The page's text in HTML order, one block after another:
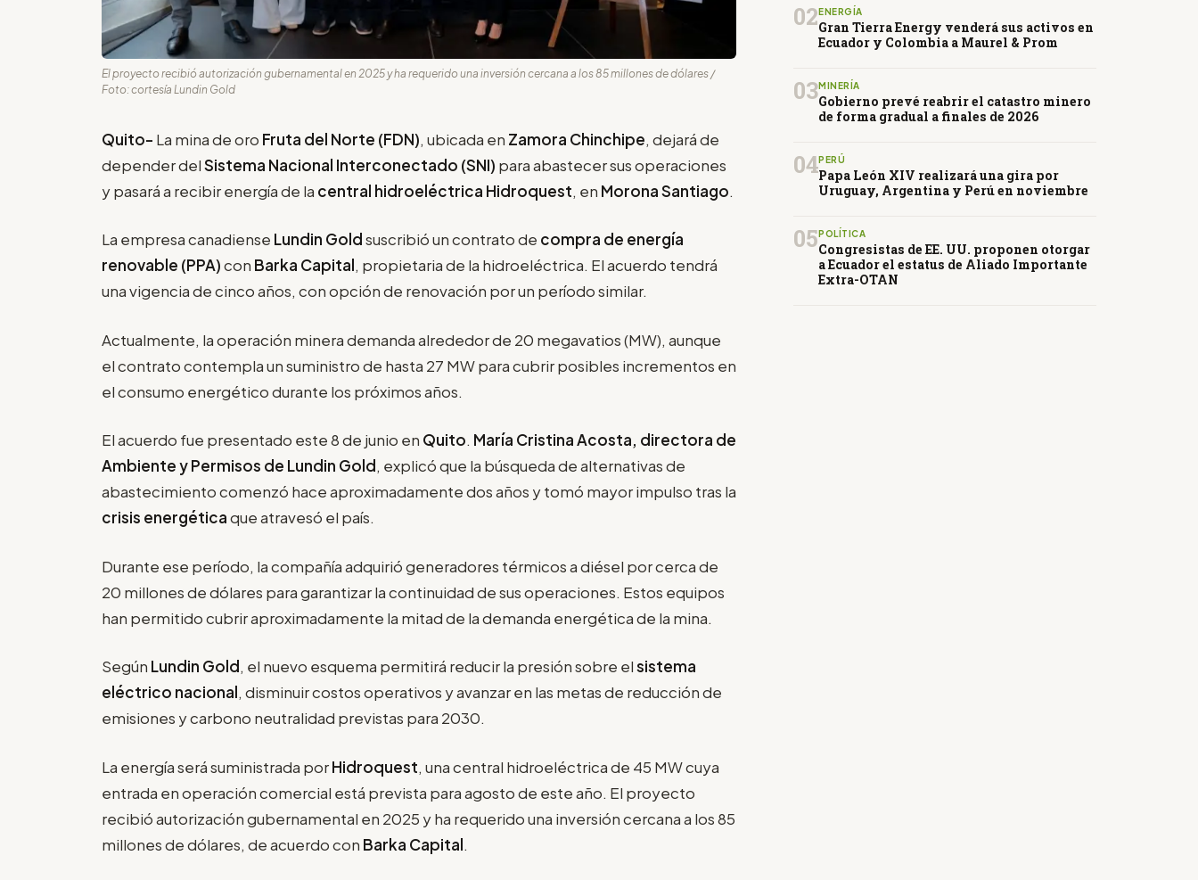
El proyecto recibió autorización gubernamental en 2025 y ha requerido una inversión cercana a los 85 millones de dólares /
Foto: cortesía Lundin Gold
Quito- La mina de oro Fruta del Norte (FDN), ubicada en Zamora Chinchipe, dejará de
depender delSistema Nacional Interconectado (SNI) para abastecer sus operaciones
y pasará a recibir energía de la central hidroeléctrica Hidroquest, en Morona Santiago.
La empresa canadiense Lundin Goldsuscribió un contrato de compra de energía
renovable (PPA)con Barka Capital, propietaria de la hidroeléctrica. El acuerdo tendrá
una vigencia de cinco años, con opción de renovación por un período similar.
Actualmente, la operación minera demanda alrededor de 20 megavatios (MW), aunque
el contrato contempla un suministro de hasta 27 MW para cubrir posibles incrementos en
el consumo energético durante los próximos años.
El acuerdo fue presentado este 8 de junio en Quito. María Cristina Acosta, directora de
Ambiente y Permisos de Lundin Gold, explicó que la búsqueda de alternativas de
abastecimiento comenzó hace aproximadamente dos años y tomó mayor impulso tras la
crisis energéticaque atravesó el país.
Durante ese período, la compañía adquirió generadores térmicos a diésel por cerca de
20 millones de dólares para garantizar la continuidad de sus operaciones. Estos equipos
han permitido cubrir aproximadamente la mitad de la demanda energética de la mina.
Según Lundin Gold, el nuevo esquema permitirá reducir la presión sobre elsistema
eléctrico nacional, disminuir costos operativos y avanzar en las metas de reducción de
emisiones y carbono neutralidad previstas para 2030.
La energía será suministrada porHidroquest, una central hidroeléctrica de 45 MW cuya
entrada en operación comercial está prevista para agosto de este año. El proyecto
recibió autorización gubernamental en 2025 y ha requerido una inversión cercana a los 85
millones de dólares, de acuerdo con Barka Capital.
02 ENERGÍA
Gran Tierra Energy venderá sus activos en
Ecuador y Colombia a Maurel & Prom
03MINERÍA
Gobierno prevé reabrir el catastro minero
de forma gradual a finales de 2026
04PERÚ
Papa León XIV realizará una gira por
Uruguay, Argentina y Perú en noviembre
05 POLÍTICA
Congresistas de EE. UU. proponen otorgar
a Ecuador el estatus de Aliado Importante
Extra-OTAN